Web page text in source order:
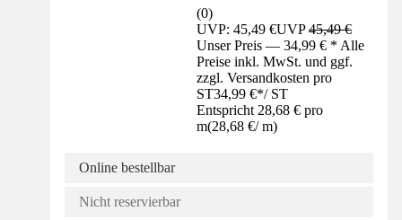
(0)
UVP: 45,49 €UVP45,49 €
Unser Preis — 34,99 € * Alle
Preise inkl. MwSt. und ggf.
zzgl. Versandkosten pro
ST34,99 €*/ ST
Entspricht 28,68 € pro
m(28,68 €/ m)
Online bestellbar
Nicht reservierbar